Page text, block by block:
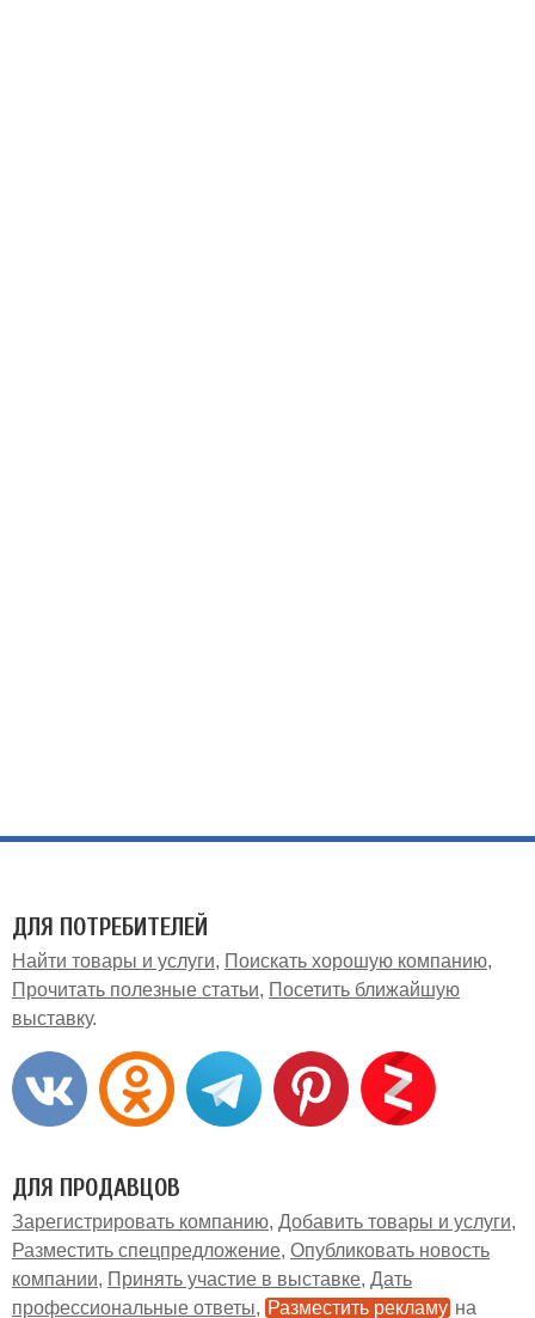
ДЛЯ ПОТРЕБИТЕЛЕЙ
Найти товары и услуги
Поискать хорошую компанию
Прочитать полезные статьи
Посетить ближайшую
выставку
ДЛЯ ПРОДАВЦОВ
Зарегистрировать компанию Добавить товары и услуги
Разместить спецпредложение Опубликовать новость
компании
Принять участие в выставке Дать
профессиональные ответы
Разместить рекламу на